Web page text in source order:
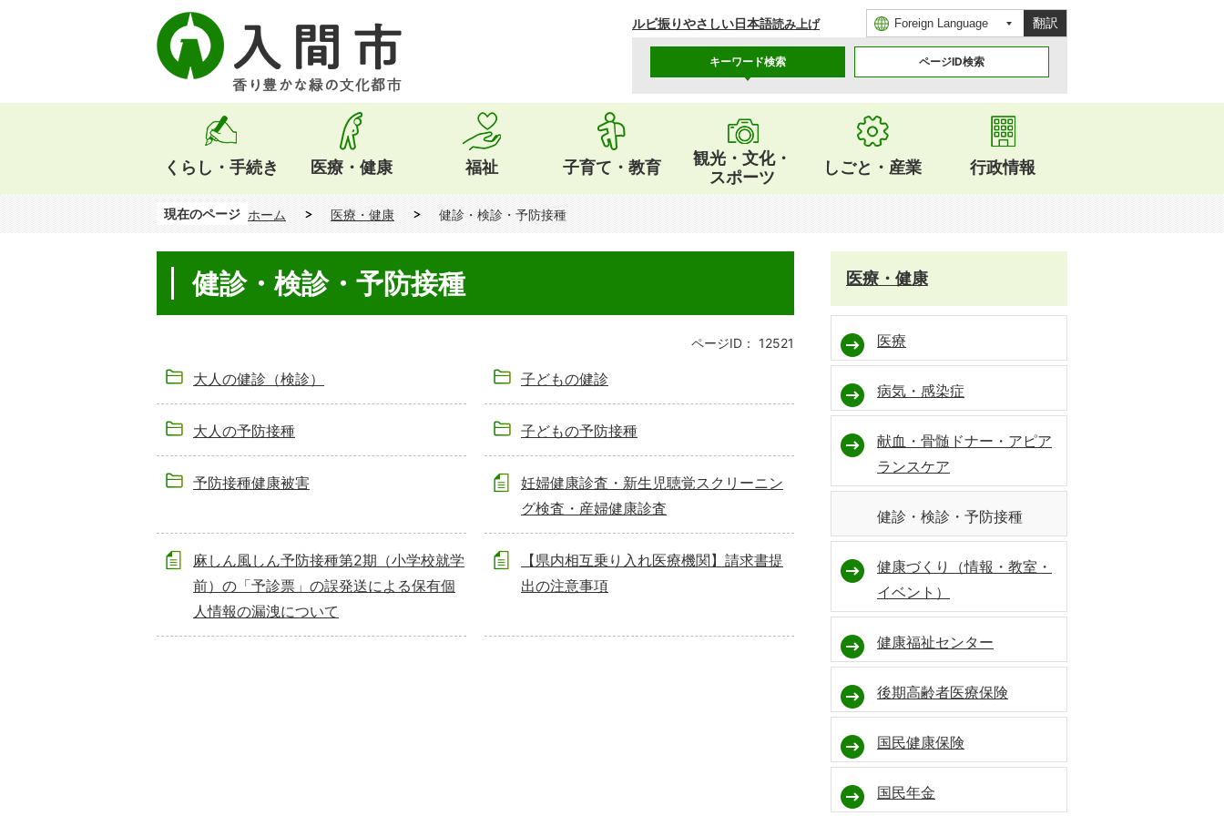
ルビ振りやさしい日本語読み上げ 翻訳
キーワード検索 ページID検索
くらし・手続き 医療・健康 福祉 子育て・教育
観光・文化・
スポーツ
しごと・産業 行政情報
現在のページ ホーム 医療・健康 健診・検診・予防接種
健診・検診・予防接種
ページID： 12521
大人の健診（検診） 子どもの健診
大人の予防接種 子どもの予防接種
予防接種健康被害
妊婦健康診査・新生児聴覚スクリーニン
グ検査・産婦健康診査
麻しん風しん予防接種第2期（小学校就学
前）の「予診票」の誤発送による保有個
人情報の漏洩について
【県内相互乗り入れ医療機関】請求書提
出の注意事項
医療・健康
医療
病気・感染症
献血・骨髄ドナー・アピア
ランスケア
健診・検診・予防接種
健康づくり（情報・教室・
イベント）
健康福祉センター
後期高齢者医療保険
国民健康保険
国民年金